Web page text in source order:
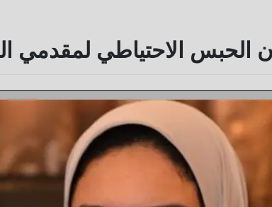
الاحتياطي لمقدمي